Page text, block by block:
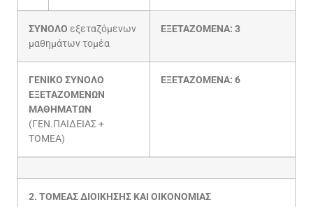
ΣΥΝΟΛΟ εξεταζόμενων
μαθημάτων τομέα
ΕΞΕΤΑΖΟΜΕΝΑ: 3
ΓΕΝΙΚΟ ΣΥΝΟΛΟ
ΕΞΕΤΑΖΟΜΕΝΩΝ
ΜΑΘΗΜΑΤΩΝ
(ΓΕΝ.ΠΑΙΔΕΙΑΣ +
ΤΟΜΕΑ)
ΕΞΕΤΑΖΟΜΕΝΑ: 6
2. ΤΟΜΕΑΣ ΔΙΟΙΚΗΣΗΣ ΚΑΙ ΟΙΚΟΝΟΜΙΑΣ